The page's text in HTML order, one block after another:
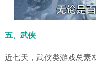
五、武侠
近七天，武侠类游戏总素